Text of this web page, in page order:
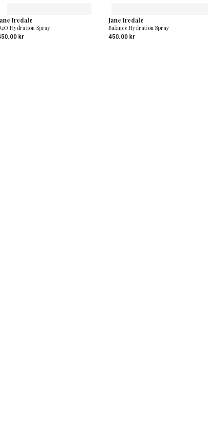
Iredale
Hydration Spray
kr
Jane Iredale
Balance Hydration Spray
450.00 kr